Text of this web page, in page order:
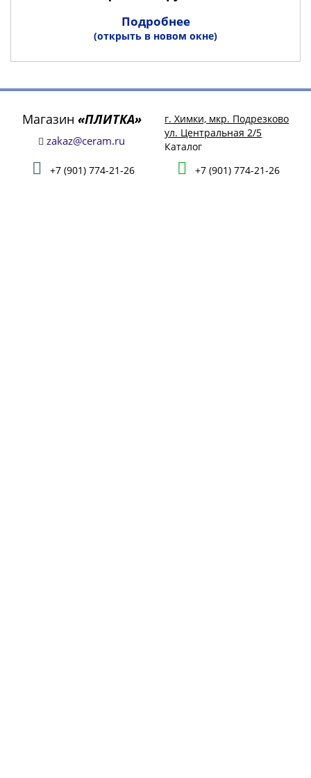
Подробнее
(открыть в новом окне)
Магазин «ПЛИТКА»
zakaz@ceram.ru
г. Химки, мкр. Подрезково
ул. Центральная 2/5
Каталог
+7 (901) 774-21-26
+7 (901) 774-21-26